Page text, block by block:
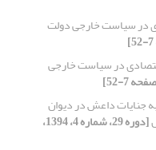
در سیاست خارجی دولت
در سیاست خارجی
جنایات داعش در دیوان
[دوره 29، شماره 4، 1394،